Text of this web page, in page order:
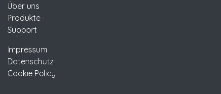
Über uns
Produkte
Support
Impressum
Datenschutz
Cookie Policy